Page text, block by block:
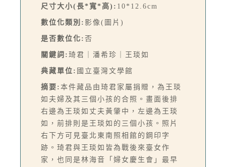
尺寸大小(長*寬*高): 10*12.6cm
數位化類別: 影像(圖片)
是否數位化: 否
關鍵詞: 琦君｜潘希珍｜王琰如
典藏單位: 國立臺灣文學館
摘要: 本件藏品由琦君家屬捐贈，為王琰
如夫婦及其三個小孩的合照。畫面後排
右邊為王琰如丈夫黃肇中，左邊為王琰
如，前排則是王琰如的三個小孩。照片
右下方可見臺北東南照相館的鋼印字
跡。琦君與王琰如皆為戰後來臺女作
家，也同是林海音「婦女慶生會」最早